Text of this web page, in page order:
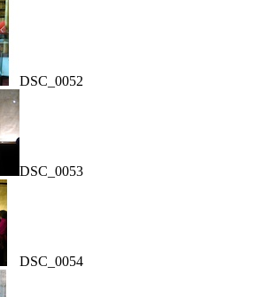
DSC_0052
DSC_0053
DSC_0054